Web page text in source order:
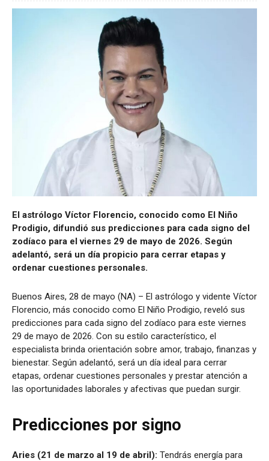
El astrólogo Víctor Florencio, conocido como El Niño
Prodigio, difundió sus predicciones para cada signo del
zodíaco para el viernes 29 de mayo de 2026. Según
adelantó, será un día propicio para cerrar etapas y
ordenar cuestiones personales.
Buenos Aires, 28 de mayo (NA) – El astrólogo y vidente Víctor
Florencio, más conocido como El Niño Prodigio, reveló sus
predicciones para cada signo del zodíaco para este viernes
29 de mayo de 2026. Con su estilo característico, el
especialista brinda orientación sobre amor, trabajo, finanzas y
bienestar. Según adelantó, será un día ideal para cerrar
etapas, ordenar cuestiones personales y prestar atención a
las oportunidades laborales y afectivas que puedan surgir.
Predicciones por signo
Aries (21 de marzo al 19 de abril): Tendrás energía para